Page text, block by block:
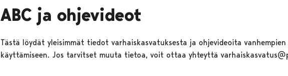
ABC ja ohjevideot
Tästä löydät yleisimmät tiedot varhaiskasvatuksesta ja ohjevideoita vanhempien
käyttämiseen. Jos tarvitset muuta tietoa, voit ottaa yhteyttä